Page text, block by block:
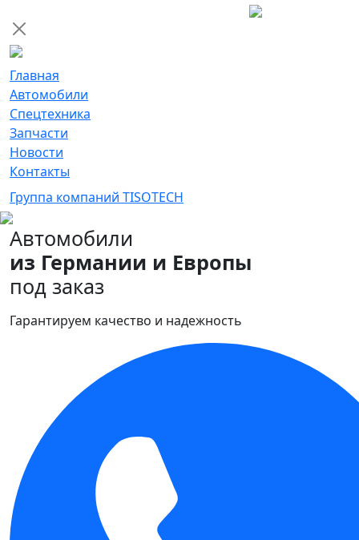
Главная
Автомобили
Спецтехника
Запчасти
Новости
Контакты
Группа компаний TISOTECH
Автомобили
из Германии и Европы
под заказ
Гарантируем качество и надежность